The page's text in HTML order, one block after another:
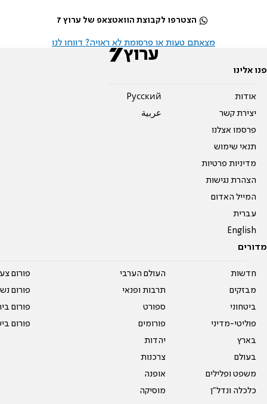
הצטרפו לקבוצת הוואטצאפ של ערוץ 7
מצאתם טעות או פרסומת לא ראויה? דווחו לנו
פנו אלינו
אודות
יצירת קשר
פרסמו אצלנו
תנאי שימוש
מדיניות פרטיות
הצהרת נגישות
המייל האדום
עברית
English
Pусский
عربية
מדורים
חדשות
מבזקים
ביטחוני
פוליטי-מדיני
בארץ
בעולם
משפט ופלילים
כלכלה ונדל"ן
העולם הערבי
תרבות ופנאי
ספורט
פורומים
יהדות
צרכנות
אופנה
מוסיקה
פורום
פורום
פורום
פורום